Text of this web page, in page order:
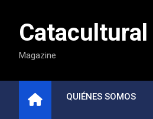
contenidoCatacultural
Magazine
QUIÉNES SOMOS